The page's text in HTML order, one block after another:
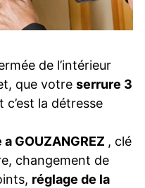
de l’intérieur
que votre serrure 3
c’est la détresse
GOUZANGREZ , clé
changement de
réglage de la